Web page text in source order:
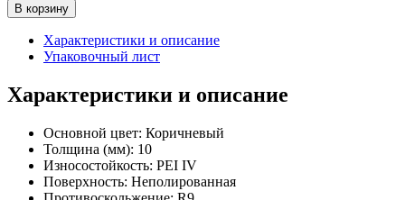
В корзину
Характеристики и описание
Упаковочный лист
Характеристики и описание
Основной цвет: Коричневый
Толщина (мм): 10
Износостойкость: PEI IV
Поверхность: Неполированная